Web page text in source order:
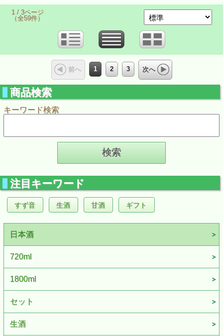
1 / 3ページ
（全59件）
前へ 1 2 3 次へ
商品検索
キーワード検索
注目キーワード
すず音 生酒 甘酒 ギフト
日本酒
720ml
1800ml
セット
生酒